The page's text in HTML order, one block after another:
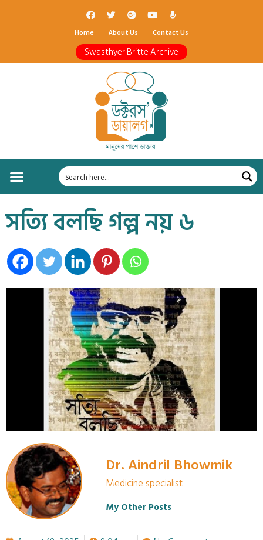
Home About Us Contact Us
Swasthyer Britte Archive
সত্যি বলছি গল্প নয় ৬
Dr. Aindril Bhowmik
Medicine specialist
My Other Posts